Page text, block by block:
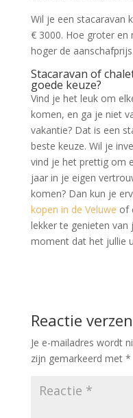
Wil je een stacaravan
€ 3000. Hoe groter en
hoger de aanschafprijs.
Stacaravan of
goede keuze?
Vind je het leuk om
komen, en ga je niet
vakantie? Dat is een
beste keuze. Wil je
vind je het prettig om
jaar in je eigen
komen? Dan kun je
kopen in de Veluwe of
lekker te genieten van
moment dat het jullie
Reactie
Je e-mailadres wordt
zijn gemarkeerd met *